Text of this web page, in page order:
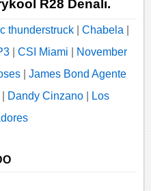
R28 Denali.
thunderstruck Chabela
| CSI Miami
November
| James Bond Agente
Dandy Cinzano|
Los